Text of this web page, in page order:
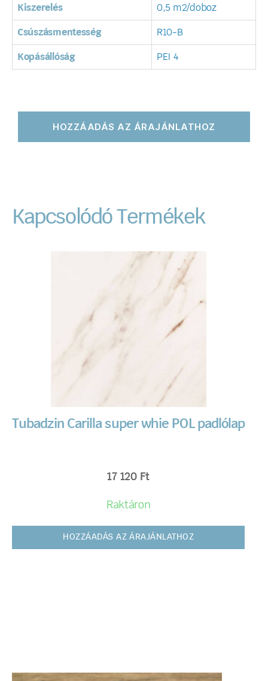
Kiszerelés 0,5 m2/doboz
Csúszásmentesség R10-B
Kopásállóság PEI 4
HOZZÁADÁS AZ ÁRAJÁNLATHOZ
Kapcsolódó Termékek
Tubadzin Carilla super whie POL padlólap
17 120 Ft
Raktáron
HOZZÁADÁS AZ ÁRAJÁNLATHOZ